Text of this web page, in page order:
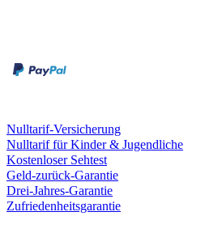
Nulltarif-Versicherung
Nulltarif für Kinder & Jugendliche
Kostenloser Sehtest
Geld-zurück-Garantie
Drei-Jahres-Garantie
Zufriedenheitsgarantie